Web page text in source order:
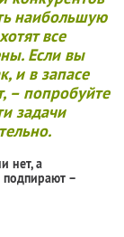
наибольшую
все
Если вы
и в запасе
– попробуйте
задачи
нет, а
–